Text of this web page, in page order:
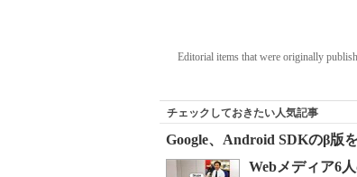
Editorial items that were originally
チェックしておきたい人気記事
Google、Android SDKのβ版
Webメディア6